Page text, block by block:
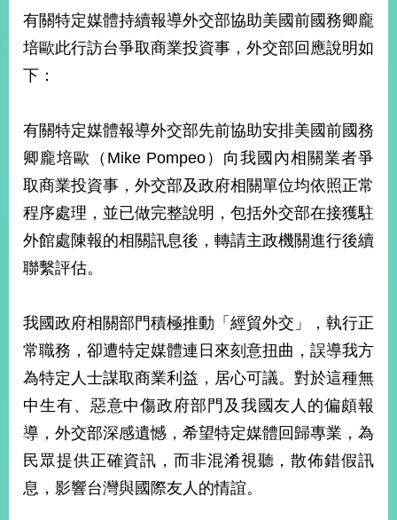
經
濟
日
不
台
海
平
護
照
回
頁
網
站
導
覽
關
於
本
部
新
中
有關特定媒體持續報導外交部協助美國前國務卿龐
培歐此行訪台爭取商業投資事，外交部回應說明如
下：
有關特定媒體報導外交部先前協助安排美國前國務
卿龐培歐（Mike Pompeo）向我國內相關業者爭
取商業投資事，外交部及政府相關單位均依照正常
程序處理，並已做完整說明，包括外交部在接獲駐
外館處陳報的相關訊息後，轉請主政機關進行後續
聯繫評估。
我國政府相關部門積極推動「經貿外交」，執行正
常職務，卻遭特定媒體連日來刻意扭曲，誤導我方
為特定人士謀取商業利益，居心可議。對於這種無
中生有、惡意中傷政府部門及我國友人的偏頗報
導，外交部深感遺憾，希望特定媒體回歸專業，為
民眾提供正確資訊，而非混淆視聽，散佈錯假訊
息，影響台灣與國際友人的情誼。